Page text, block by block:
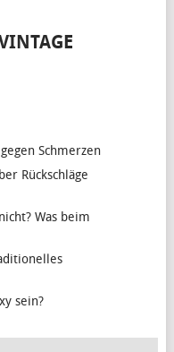
Schmerzen
Rückschläge
Was beim
sein?